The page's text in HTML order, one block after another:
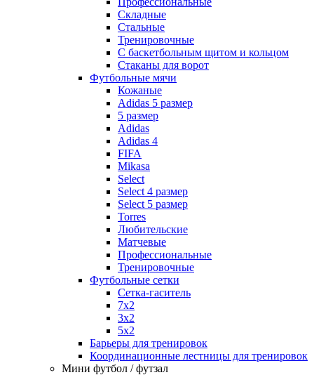
Складные
Стальные
Тренировочные
С баскетбольным щитом и кольцом
Стаканы для ворот
Футбольные мячи
Кожаные
Adidas 5 размер
5 размер
Adidas
Adidas 4
FIFA
Mikasa
Select
Select 4 размер
Select 5 размер
Torres
Любительские
Матчевые
Профессиональные
Тренировочные
Футбольные сетки
Сетка-гаситель
7x2
3х2
5х2
Барьеры для тренировок
Координационные лестницы для тренировок
Мини футбол / футзал